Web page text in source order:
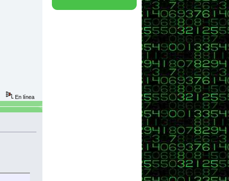
/*aquí se imprimen caracteres extraños*/
En línea